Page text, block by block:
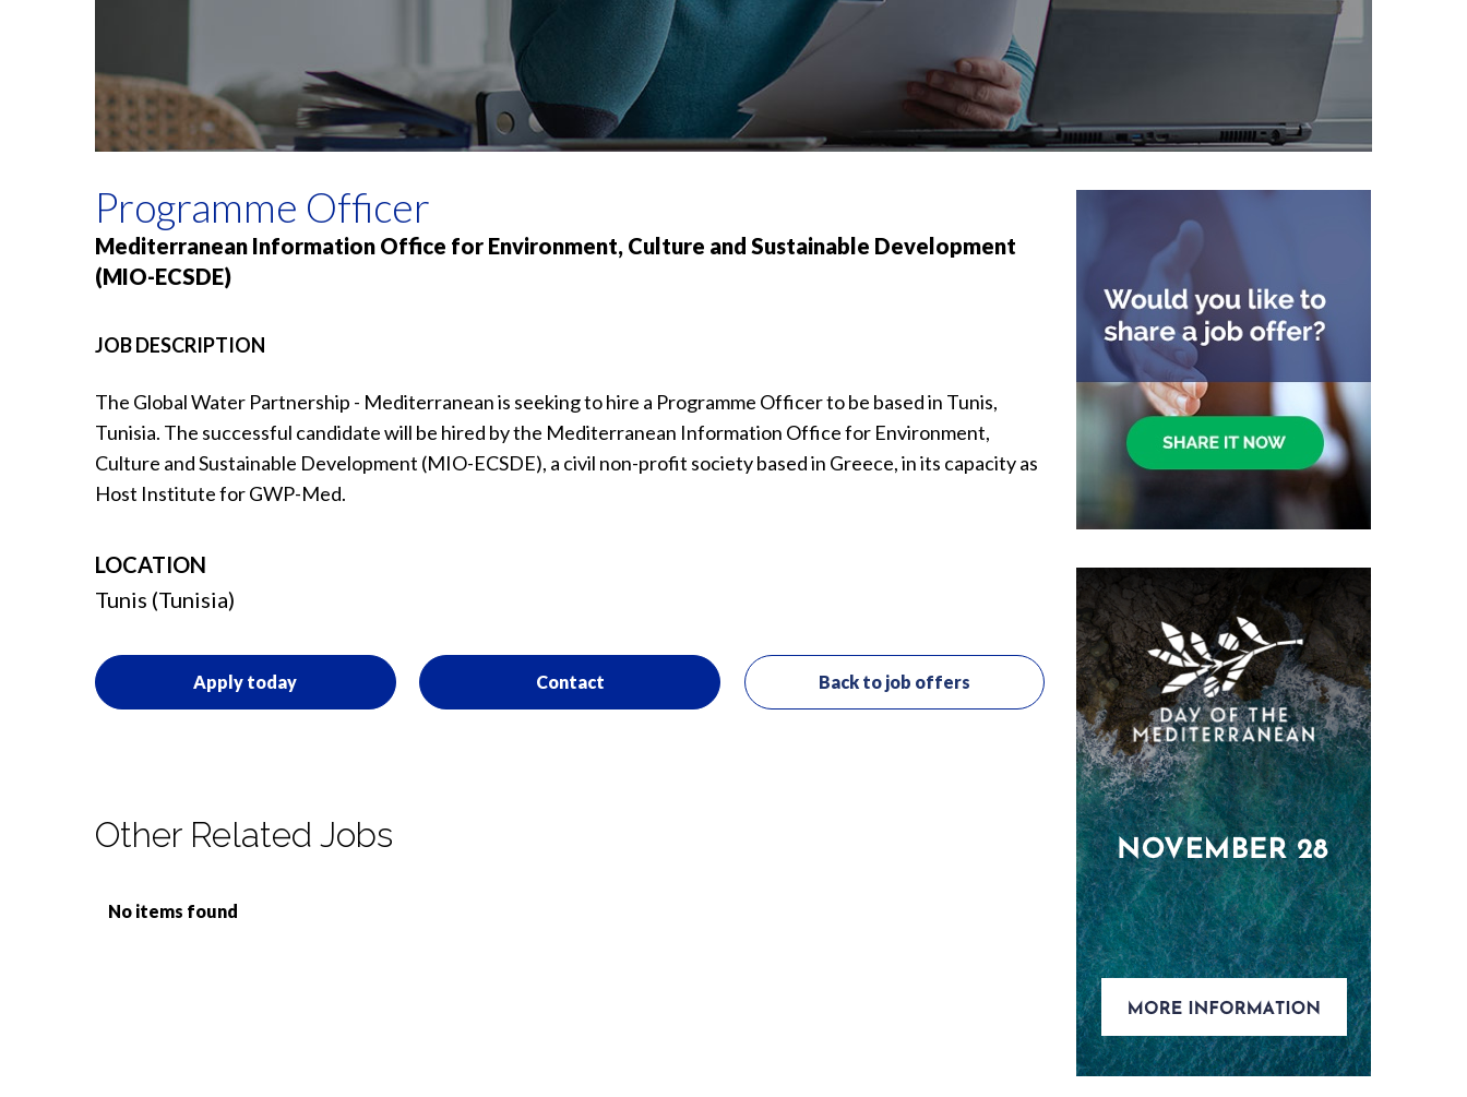
Programme Officer
Mediterranean Information Office for Environment, Culture and Sustainable Development
(MIO-ECSDE)
JOB DESCRIPTION
The Global Water Partnership - Mediterranean is seeking to hire a Programme Officer to be based in Tunis,
Tunisia. The successful candidate will be hired by the Mediterranean Information Office for Environment,
Culture and Sustainable Development (MIO-ECSDE), a civil non-profit society based in Greece, in its capacity as
Host Institute for GWP-Med.
LOCATION
Tunis (Tunisia)
Apply today Contact Back to job offers
Other Related Jobs
No items found